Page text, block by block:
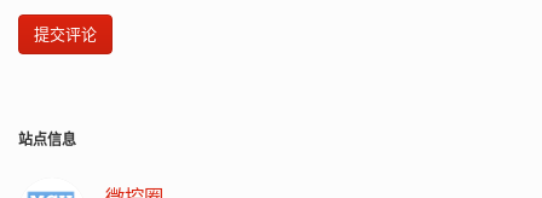
提交评论
站点信息